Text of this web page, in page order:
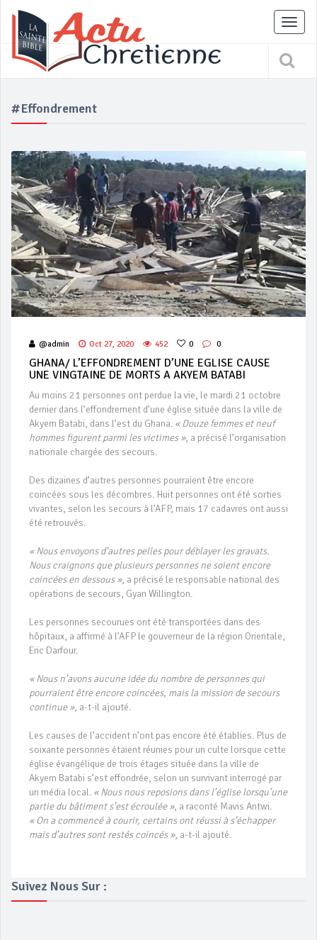
#Effondrement
@admin Oct 27, 2020 452 0 0
GHANA/ L’EFFONDREMENT D’UNE EGLISE CAUSE
UNE VINGTAINE DE MORTS A AKYEM BATABI
Au moins 21 personnes ont perdue la vie, le mardi 21 octobre
dernier dans l’effondrement d’une église située dans la ville de
Akyem Batabi, dans l’est du Ghana. « Douze femmes et neuf
hommes figurent parmi les victimes », a précisé l’organisation
nationale chargée des secours.
Des dizaines d’autres personnes pourraient être encore
coincées sous les décombres. Huit personnes ont été sorties
vivantes, selon les secours à l’AFP, mais 17 cadavres ont aussi
été retrouvés.
« Nous envoyons d’autres pelles pour déblayer les gravats.
Nous craignons que plusieurs personnes ne soient encore
coincées en dessous », a précisé le responsable national des
opérations de secours, Gyan Willington.
Les personnes secourues ont été transportées dans des
hôpitaux, a affirmé à l’AFP le gouverneur de la région Orientale,
Eric Darfour.
« Nous n’avons aucune idée du nombre de personnes qui
pourraient être encore coincées, mais la mission de secours
continue », a-t-il ajouté.
Les causes de l’accident n’ont pas encore été établies. Plus de
soixante personnes étaient réunies pour un culte lorsque cette
église évangélique de trois étages située dans la ville de
Akyem Batabi s’est effondrée, selon un survivant interrogé par
un média local. « Nous nous reposions dans l’église lorsqu’une
partie du bâtiment s’est écroulée », a raconté Mavis Antwi.
«On a commencé à courir, certains ont réussi à s’échapper
mais d’autres sont restés coincés », a-t-il ajouté.
Suivez Nous Sur :